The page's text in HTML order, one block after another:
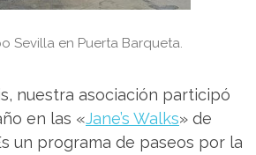
Sevilla en Puerta Barqueta.
nuestra asociación participó
en las «Jane’s Walks» de
un programa de paseos por la